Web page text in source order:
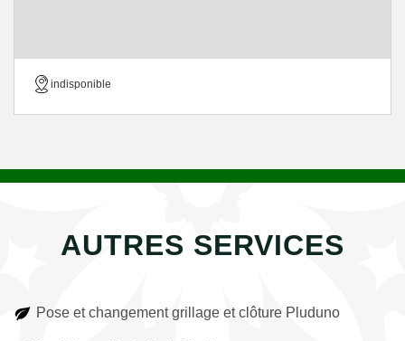
indisponible
AUTRES SERVICES
Pose et changement grillage et clôture Pluduno